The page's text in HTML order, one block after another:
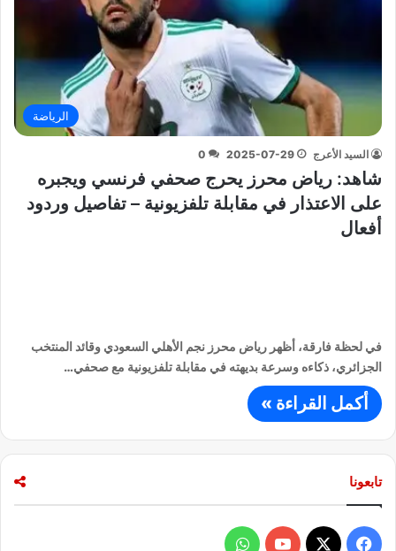
الرياضة
السيد الأعرج 2025-07-29
0
شاهد: رياض محرز يحرج صحفي فرنسي ويجبره
على الاعتذار في مقابلة تلفزيونية – تفاصيل وردود
أفعال
في لحظة فارقة، أظهر رياض محرز نجم الأهلي السعودي وقائد المنتخب
الجزائري، ذكاءه وسرعة بديهته في مقابلة تلفزيونية مع صحفي…
أكمل القراءة »
تابعونا